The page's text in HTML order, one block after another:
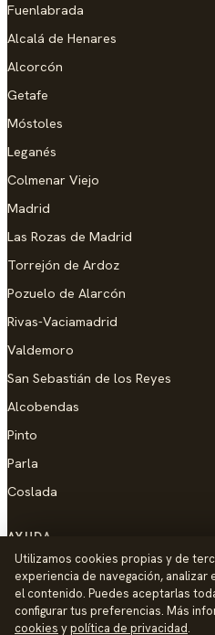
Fuenlabrada
Alcalá de Henares
Alcorcón
Getafe
Móstoles
Leganés
Colmenar Viejo
Madrid
Las Rozas de Madrid
Torrejón de Ardoz
Pozuelo de Alarcón
Rivas-Vaciamadrid
Valdemoro
San Sebastián de los Reyes
Alcobendas
Pinto
Parla
Coslada
AYUDA
Añadir empresa
Contacto
Política de Privacidad
Utilizamos cookies propias y de
experiencia de navegación,
el contenido. Puedes aceptarlas
configurar tus preferencias. Más
cookies ypolítica de privacidad.